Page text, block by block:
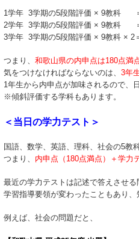
1学年 3学期の5段階評価 × 9教科
2学年 3学期の5段階評価 × 9教科
3学年 3学期の5段階評価 × 9教科 × 2
つまり、 和歌山県の内申点は180点満
気をつけなければならないのは、 3年
1年生から内申点が加味されるので、
※傾斜評価する学科もあります。
＜当日の学力テスト＞
国語、数学、英語、理科、社会の5教
つまり、 内申点（180点満点）＋学力
最近の学力テストは記述で答えさせる
学習指導要領が変わったこともあり
例えば、社会の問題だと、